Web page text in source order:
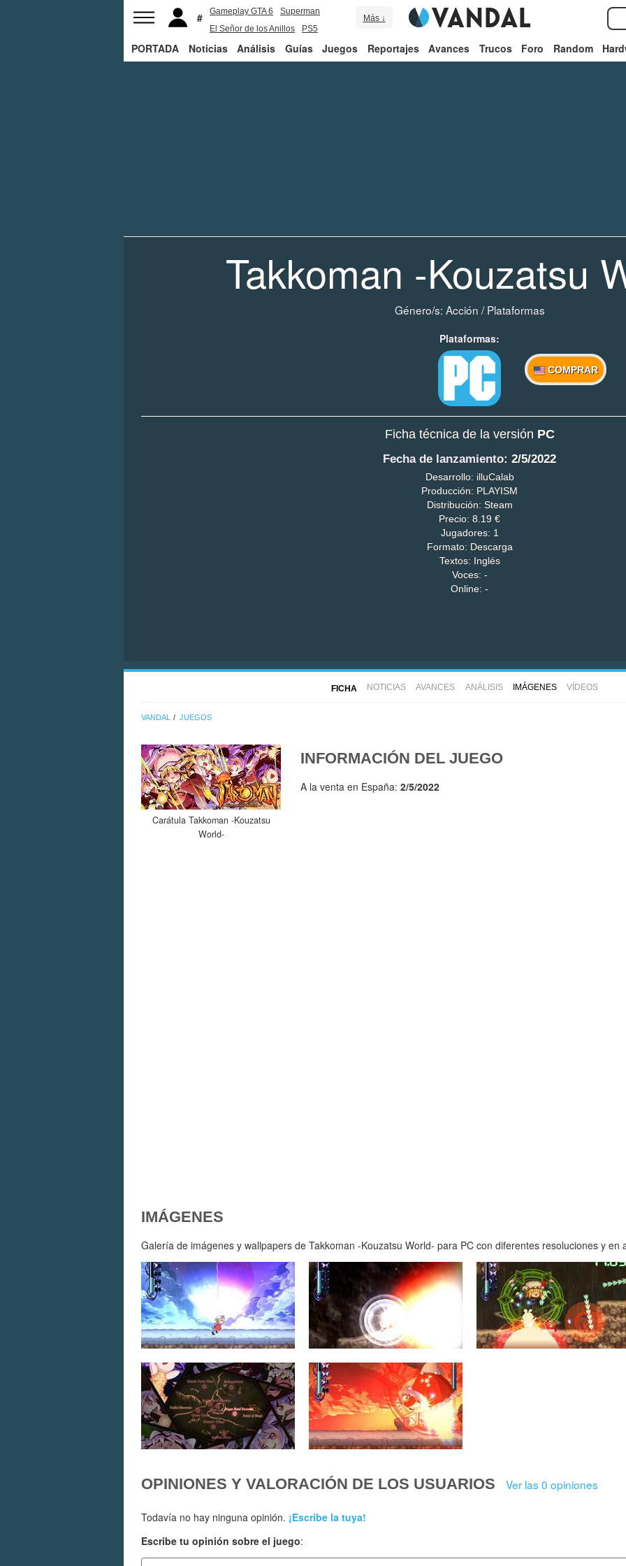
Gameplay GTA 6
Superman
El Señor de los Anillos
PS5
Más ↓
PORTADA Noticias Análisis Guías Juegos Reportajes Avances Trucos Foro Random
Takkoman -Kouzatsu
Género/s: Acción /Plataformas
Plataformas:
COMPRAR
Ficha técnica de la versión PC
Fecha de lanzamiento: 2/5/2022
Desarrollo: illuCalab
Producción: PLAYISM
Distribución: Steam
Precio: 8.19 €
Jugadores: 1
Formato: Descarga
Textos: Inglés
Voces: -
Online: -
FICHA NOTICIAS AVANCES ANÁLISIS IMÁGENES VÍDEOS
VANDAL JUEGOS
Carátula Takkoman -Kouzatsu
World-
INFORMACIÓN DEL JUEGO
A la venta en España: 2/5/2022
IMÁGENES
Galería de imágenes y wallpapers de Takkoman -Kouzatsu World- para PC con diferentes resoluciones y en
OPINIONES Y VALORACIÓN DE LOS USUARIOS Ver las 0 opiniones
Todavía no hay ninguna opinión. ¡Escribe la tuya!
Escribe tu opinión sobre el juego: